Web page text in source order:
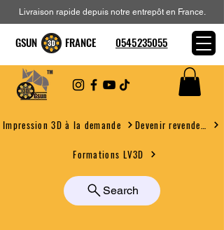
Impression 3D à la demande
Formations LV3D
Search
Livraison rapide depuis notre entrepôt en France.
GSUN FRANCE 0545235055